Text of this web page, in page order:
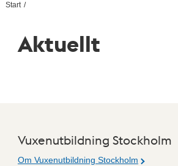
Start
Aktuellt
Vuxenutbildning Stockholm
Om Vuxenutbildning Stockholm